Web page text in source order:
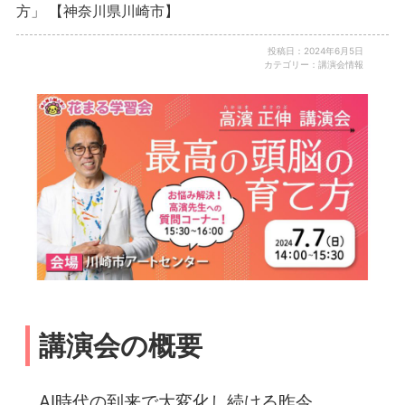
方」 【神奈川県川崎市】
投稿日：2024年6月5日
カテゴリー：講演会情報
講演会の概要